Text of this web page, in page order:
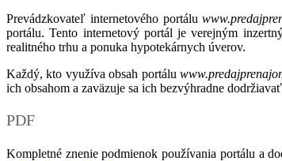
Prevádzkovateľ internetového portálu
portálu. Tento internetový portál je verejným
realitného trhu a ponuka hypotekárnych úverov.
Každý, kto využíva obsah portálu
ich obsahom a zaväzuje sa ich bezvýhradne
PDF
Kompletné znenie podmienok používania portálu a